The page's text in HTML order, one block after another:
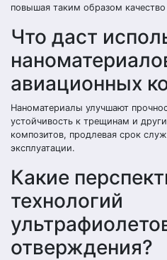
повышая таким образом
Что даст
авиационных
Наноматериалы улучшают
устойчивость к трещинам и
композитов, продлевая срок
эксплуатации.
Какие
технологий
отверждения?